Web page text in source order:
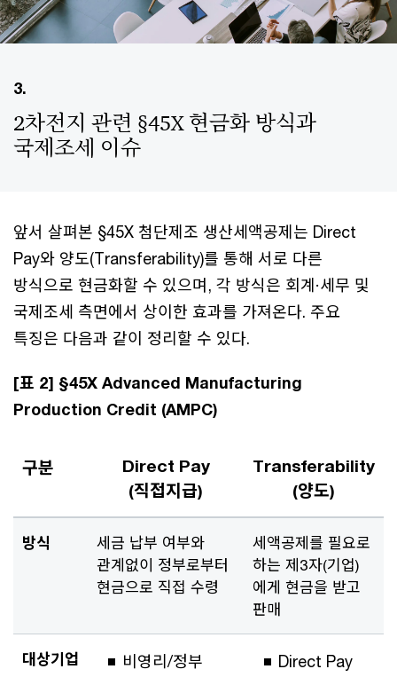
3.
2차전지 관련 §45X 현금화 방식과
국제조세 이슈
앞서 살펴본 §45X 첨단제조 생산세액공제는 Direct
Pay와 양도(Transferability)를 통해 서로 다른
방식으로 현금화할 수 있으며, 각 방식은 회계·세무 및
국제조세 측면에서 상이한 효과를 가져온다. 주요
특징은 다음과 같이 정리할 수 있다.
[표 2] §45X Advanced Manufacturing
Production Credit (AMPC)
구분
Direct Pay
(직접지급)
Transferability
(양도)
방식
세금 납부 여부와
관계없이 정부로부터
현금으로 직접 수령
세액공제를 필요로
하는 제3자(기업)
에게 현금을 받고
판매
대상기업
비영리/정부
Direct Pay